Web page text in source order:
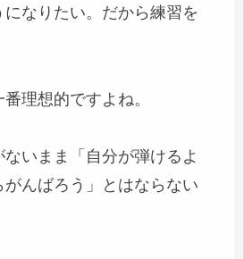
になりたい。だから練習を
理想的ですよね。
いまま「自分が弾けるよ
がんばろう」とはならない